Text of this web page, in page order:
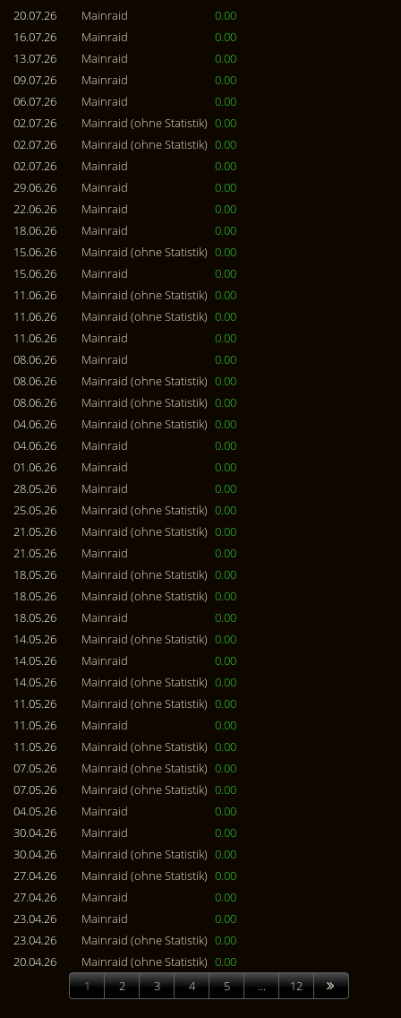
20.07.26
Mainraid
0.00
16.07.26
Mainraid
0.00
13.07.26
Mainraid
0.00
09.07.26
Mainraid
0.00
06.07.26
Mainraid
0.00
02.07.26
Mainraid (ohne Statistik) 0.00
02.07.26
Mainraid (ohne Statistik) 0.00
02.07.26
Mainraid
0.00
29.06.26
Mainraid
0.00
22.06.26
Mainraid
0.00
18.06.26
Mainraid
0.00
15.06.26
Mainraid (ohne Statistik) 0.00
15.06.26
Mainraid
0.00
11.06.26
Mainraid (ohne Statistik) 0.00
11.06.26
Mainraid (ohne Statistik) 0.00
11.06.26
Mainraid
0.00
08.06.26
Mainraid
0.00
08.06.26
Mainraid (ohne Statistik) 0.00
08.06.26
Mainraid (ohne Statistik) 0.00
04.06.26
Mainraid (ohne Statistik) 0.00
04.06.26
Mainraid
0.00
01.06.26
Mainraid
0.00
28.05.26
Mainraid
0.00
25.05.26
Mainraid (ohne Statistik) 0.00
21.05.26
Mainraid (ohne Statistik) 0.00
21.05.26
Mainraid
0.00
18.05.26
Mainraid (ohne Statistik) 0.00
18.05.26
Mainraid (ohne Statistik) 0.00
18.05.26
Mainraid
0.00
14.05.26
Mainraid (ohne Statistik) 0.00
14.05.26
Mainraid
0.00
14.05.26
Mainraid (ohne Statistik) 0.00
11.05.26
Mainraid (ohne Statistik) 0.00
11.05.26
Mainraid
0.00
11.05.26
Mainraid (ohne Statistik) 0.00
07.05.26
Mainraid (ohne Statistik) 0.00
07.05.26
Mainraid (ohne Statistik) 0.00
04.05.26
Mainraid
0.00
30.04.26
Mainraid
0.00
30.04.26
Mainraid (ohne Statistik) 0.00
27.04.26
Mainraid (ohne Statistik) 0.00
27.04.26
Mainraid
0.00
23.04.26
Mainraid
0.00
23.04.26
Mainraid (ohne Statistik) 0.00
20.04.26
Mainraid (ohne Statistik) 0.00
1
2 3 4 5 ... 12